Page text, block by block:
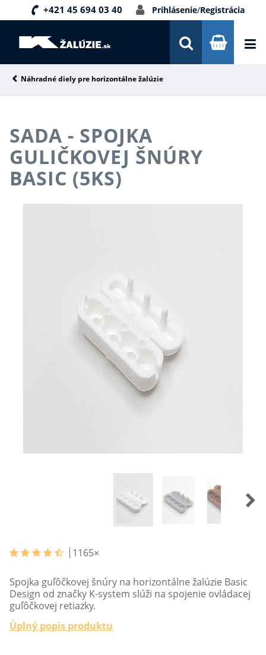
+421 45 694 03 40 Prihlásenie/Registrácia
DOPRAVA A PLATBA
PORADŇA
NOVINKY
Náhradné diely pre horizontálne žalúzie
SADA - SPOJKA
GULIČKOVEJ ŠNÚRY
BASIC (5KS)
1165×
Spojka guľôčkovej šnúry na horizontálne žalúzie Basic
Design od značky K-system slúži na spojenie ovládacej
guľôčkovej retiazky.
Úplný popis produktu